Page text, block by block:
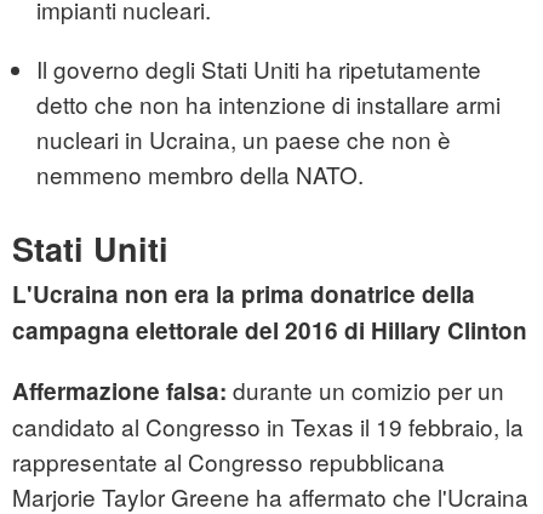
impianti nucleari.
Il governo degli Stati Uniti ha ripetutamente
detto che non ha intenzione di installare armi
nucleari in Ucraina, un paese che non è
nemmeno membro della NATO.
Stati Uniti
L'Ucraina non era la prima donatrice della
campagna elettorale del 2016 di Hillary Clinton
Affermazione falsa: durante un comizio per un
candidato al Congresso in Texas il 19 febbraio, la
rappresentate al Congresso repubblicana
Marjorie Taylor Greene ha affermato che l'Ucraina